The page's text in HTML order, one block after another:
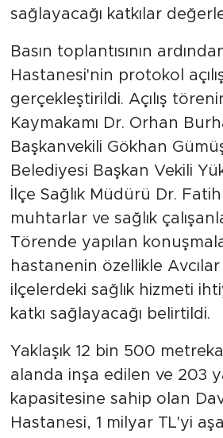
sağlayacağı katkılar
Basın toplantısının
Hastanesi'nin protokol
gerçekleştirildi. Açılış
Kaymakamı Dr. Orhan
Başkanvekili Gökhan
Belediyesi Başkan Vekili
İlçe Sağlık Müdürü Dr.
muhtarlar ve sağlık
Törende yapılan
hastanenin özellikle
ilçelerdeki sağlık hizmeti
katkı sağlayacağı belirtildi.
Yaklaşık 12 bin 500
alanda inşa edilen ve 203
kapasitesine sahip olan
Hastanesi, 1 milyar TL'yi